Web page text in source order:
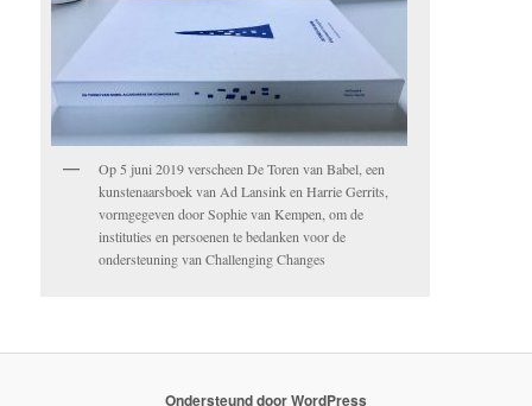
Op 5 juni 2019 verscheen De Toren van Babel, een
kunstenaarsboek van Ad Lansink en Harrie Gerrits,
vormgegeven door Sophie van Kempen, om de
instituties en persoenen te bedanken voor de
ondersteuning van Challenging Changes
Ondersteund door WordPress